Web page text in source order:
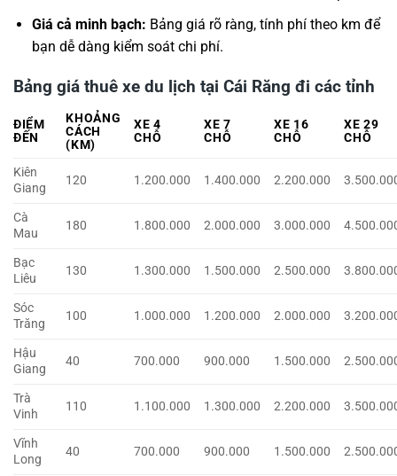
Giá cả minh bạch: Bảng giá rõ ràng, tính phí theo km để
bạn dễ dàng kiểm soát chi phí.
Bảng giá thuê xe du lịch tại Cái Răng đi các tỉnh
ĐIỂM
ĐẾN
KHOẢNG
CÁCH
(KM)
XE 4
CHỖ
XE 7
CHỖ
XE 16
CHỖ
XE 29
CHỖ
Kiên
Giang
120 1.200.000 1.400.000 2.200.000
Cà
Mau
180 1.800.000 2.000.000 3.000.000
Bạc
Liêu
130 1.300.000 1.500.000 2.500.000
Sóc
Trăng
100 1.000.000 1.200.000 2.000.000
Hậu
Giang
40 700.000 900.000 1.500.000
Trà
Vinh
110 1.100.000 1.300.000 2.200.000
Vĩnh
Long
40 700.000 900.000 1.500.000